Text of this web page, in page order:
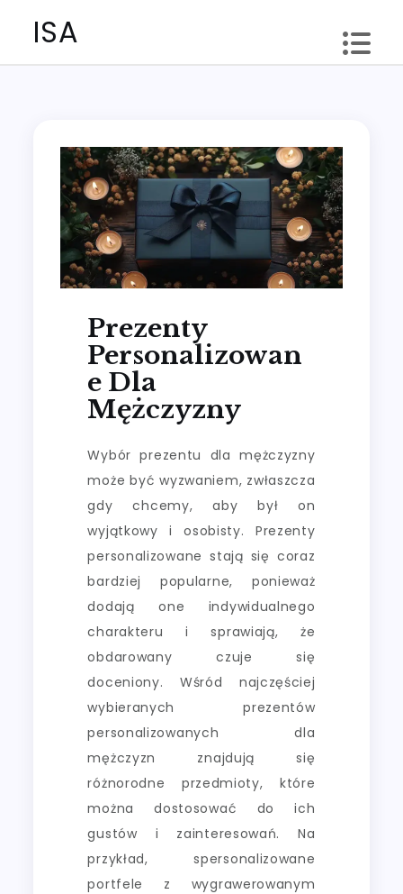
ISA
Prezenty
Personalizowan
E Dla
Mężczyzny
Wybór prezentu dla mężczyzny
może być wyzwaniem, zwłaszcza
gdy chcemy, aby był on
wyjątkowy i osobisty. Prezenty
personalizowane stają się coraz
bardziej popularne, ponieważ
dodają one indywidualnego
charakteru i sprawiają, że
obdarowany czuje się
doceniony. Wśród najczęściej
wybieranych prezentów
personalizowanych dla
mężczyzn znajdują się
różnorodne przedmioty, które
można dostosować do ich
gustów i zainteresowań. Na
przykład, spersonalizowane
portfele z wygrawerowanym